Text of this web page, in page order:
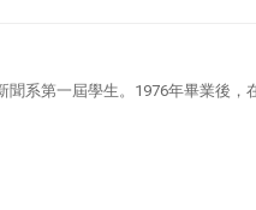
系第一屆學生。1976年畢業後